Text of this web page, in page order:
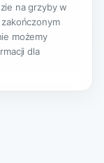
na grzyby w
możemy
dla